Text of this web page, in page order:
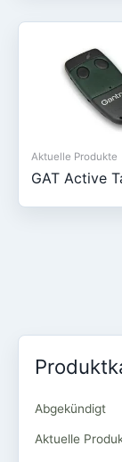
Aktuelle Produkte
GAT Active
Abgekündigt
Aktuelle